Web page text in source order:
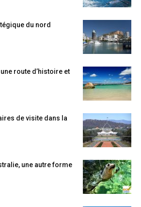
du nord
une route d’histoire et
de visite dans la
une autre forme